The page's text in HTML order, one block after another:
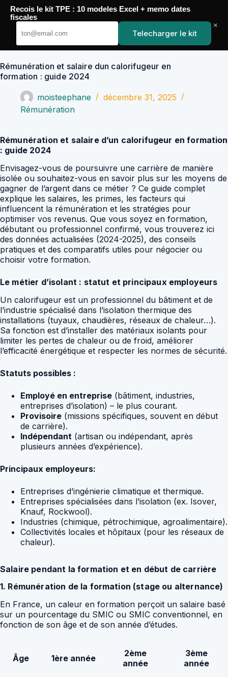
Passer
contenu
YoupiJobs
Rémunération et salaire dun calorifugeur en
formation : guide 2024
moisteephane
décembre 31, 2025
Rémunération
Rémunération et salaire d’un calorifugeur en formation
: guide 2024
Envisagez-vous de poursuivre une carrière de manière
isolée ou souhaitez-vous en savoir plus sur les moyens de
gagner de l’argent dans ce métier ? Ce guide complet
explique les salaires, les primes, les facteurs qui
influencent la rémunération et les stratégies pour
optimiser vos revenus. Que vous soyez en formation,
débutant ou professionnel confirmé, vous trouverez ici
des données actualisées (2024-2025), des conseils
pratiques et des comparatifs utiles pour négocier ou
choisir votre formation.
Le métier d’isolant : statut et principaux employeurs
Un calorifugeur est un professionnel du bâtiment et de
l’industrie spécialisé dans l’isolation thermique des
installations (tuyaux, chaudières, réseaux de chaleur…).
Sa fonction est d’installer des matériaux isolants pour
limiter les pertes de chaleur ou de froid, améliorer
l’efficacité énergétique et respecter les normes de sécurité.
Statuts possibles :
Employé en entreprise (bâtiment, industries,
entreprises d’isolation) – le plus courant.
Provisoire (missions spécifiques, souvent en début
de carrière).
Indépendant (artisan ou indépendant, après
plusieurs années d’expérience).
Principaux employeurs:
Entreprises d’ingénierie climatique et thermique.
Entreprises spécialisées dans l’isolation (ex. Isover,
Knauf, Rockwool).
Industries (chimique, pétrochimique, agroalimentaire).
Collectivités locales et hôpitaux (pour les réseaux de
chaleur).
Salaire pendant la formation et en début de carrière
1. Rémunération de la formation (stage ou alternance)
En France, un caleur en formation perçoit un salaire basé
sur un pourcentage du SMIC ou SMIC conventionnel, en
fonction de son âge et de son année d’études.
Âge 1ère année
2ème
année
3ème
année
Recois le kit TPE : 10 modeles Excel + memo dates
fiscales
Telecharger le kit
×